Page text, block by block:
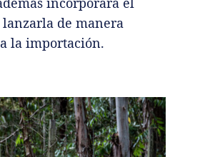
de manera
la importación.